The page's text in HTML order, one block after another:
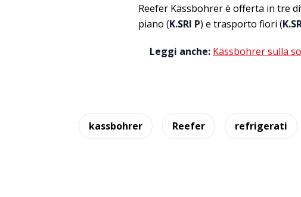
Reefer Kässbohrer è offerta in tre
piano (K.SRI P) e trasporto fiori (
Leggi anche: Kässbohrer sulla
kassbohrer Reefer refrigerati